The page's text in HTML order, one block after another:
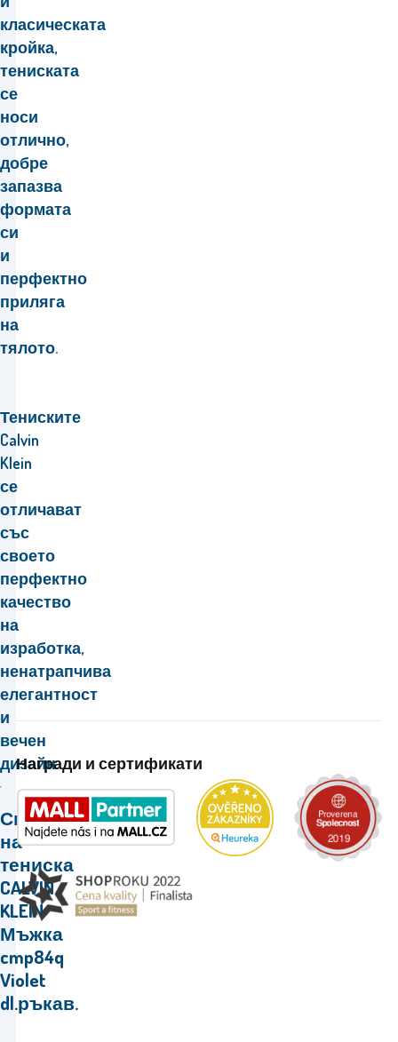
класическата
кройка,
тениската
се
носи
отлично,
добре
запазва
формата
си
и
перфектно
приляга
на
тялото.
Тениските
Calvin
Klein
се
отличават
със
своето
перфектно
качество
на
изработка,
ненатрапчива
елегантност
и
вечен
дизайн.
Спецификации
на
тениска
CALVIN
KLEIN
Мъжка
cmp84q
Violet
dl.ръкав.
Награди и сертификати